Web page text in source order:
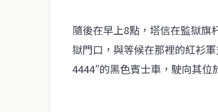
隨後在早上8點，塔信在監獄旗
獄門口，與等候在那裡的紅衫
4444″的黑色賓士車，駛向其位